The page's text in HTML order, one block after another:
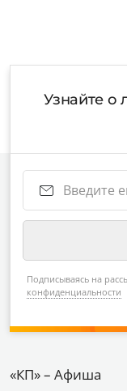
Узнайте о
Подписываясь на
конфиденциальности
«КП» – Афиша